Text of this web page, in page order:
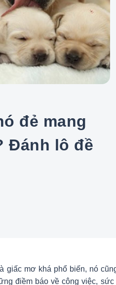
Đánh lô đề
giấc mơ khá phổ biến, nó
điềm báo về công việc,